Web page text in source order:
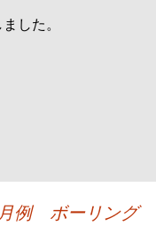
した。
例 ボーリング